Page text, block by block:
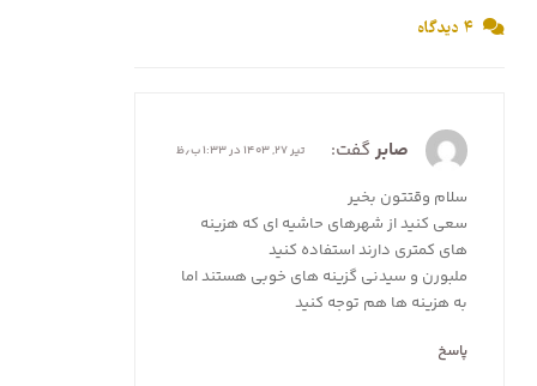
۴ دیدگاه
صابر گفت: تیر ۲۷, ۱۴۰۳ در ۱:۳۳ ب٫ظ
سلام وقتتون بخیر
سعی کنید از شهرهای حاشیه ای که هزینه
های کمتری دارند استفاده کنید
ملبورن و سیدنی گزینه های خوبی هستند اما
به هزینه ها هم توجه کنید
پاسخ